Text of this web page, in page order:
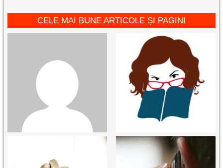
CELE MAI BUNE ARTICOLE ȘI PAGINI